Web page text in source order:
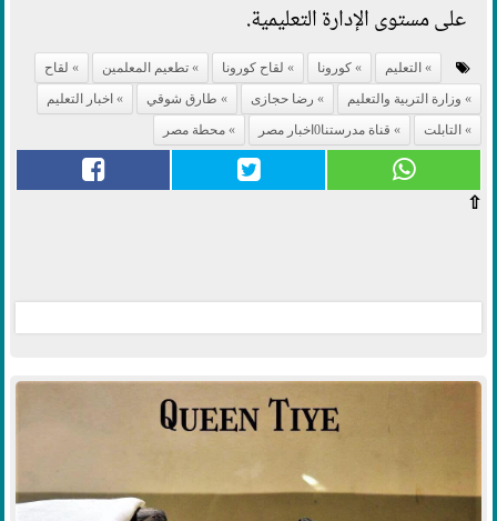
على مستوى الإدارة التعليمية.
التعليم كورونا لقاح كورونا تطعيم المعلمين
لقاح
وزارة التربية والتعليم
رضا حجازى طارق شوقي
اخبار التعليم
التابلت
قناة مدرستنا0اخبار مصر محطة مصر
⇧